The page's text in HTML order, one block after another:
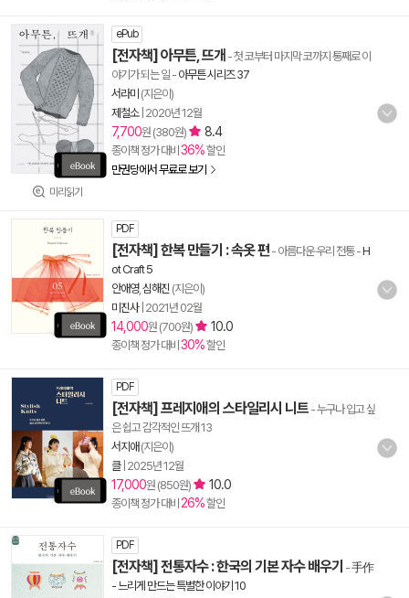
미리읽기
ePub
[전자책] 아무튼, 뜨개 - 첫 코부터 마지막 코까지 통째로 이
야기가 되는 일 - 아무튼 시리즈 37
서라미 (지은이)
제철소| 2020년 12월
7,700원 (380원) 8.4
종이책 정가 대비 36%할인
만권당에서 무료로 보기
PDF
[전자책] 한복 만들기 : 속옷 편 - 아름다운 우리 전통-H
ot Craft 5
안애영, 심해진 (지은이)
미진사| 2021년 02월
14,000원 (700원) 10.0
종이책 정가 대비 30%할인
PDF
[전자책] 프레지애의 스타일리시 니트 - 누구나 입고 싶
은 쉽고 감각적인 뜨개 13
서지애 (지은이)
클| 2025년 12월
17,000원 (850원) 10.0
종이책 정가 대비 26%할인
PDF
[전자책] 전통자수 : 한국의 기본 자수 배우기 -手作
- 느리게 만드는 특별한 이야기 10